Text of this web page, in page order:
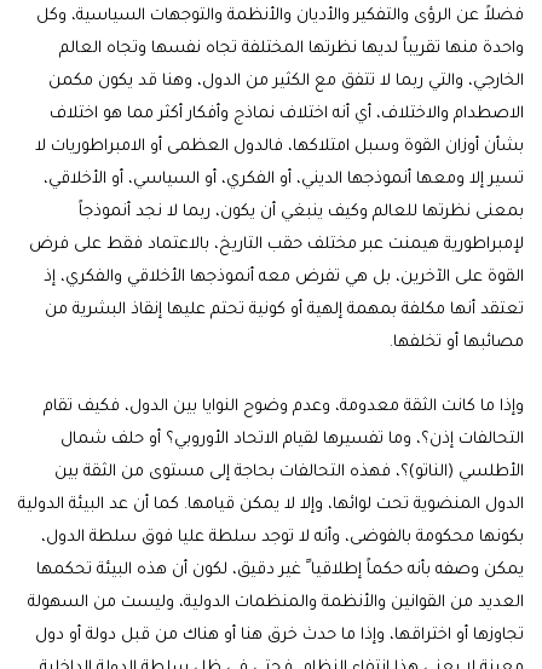
فضلاً عن الرؤى والتفكير والأديان والأنظمة والتوجهات السياسية، وكل
واحدة منها تقريباً لديها نظرتها المختلفة تجاه نفسها وتجاه العالم
الخارجي، والتي ربما لا تتفق مع الكثير من الدول، وهنا قد يكون مكمن
الاصطدام والاختلاف، أي أنه اختلاف نماذج وأفكار أكثر مما هو اختلاف
بشأن أوزان القوة وسبل امتلاكها، فالدول العظمى أو الامبراطوريات لا
تسير إلا ومعها أنموذجها الديني، أو الفكري، أو السياسي، أو الأخلاقي،
بمعنى نظرتها للعالم وكيف ينبغي أن يكون، ربما لا نجد أنموذجاً
لإمبراطورية هيمنت عبر مختلف حقب التاريخ، بالاعتماد فقط على فرض
القوة على الآخرين، بل هي تفرض معه أنموذجها الأخلاقي والفكري، إذ
تعتقد أنها مكلفة بمهمة إلهية أو كونية تحتم عليها إنقاذ البشرية من
مصائبها أو تخلفها.
وإذا ما كانت الثقة معدومة، وعدم وضوح النوايا بين الدول، فكيف تقام
التحالفات إذن؟، وما تفسيرها لقيام الاتحاد الأوروبي؟ أو حلف شمال
الأطلسي (الناتو)؟، فهذه التحالفات بحاجة إلى مستوى من الثقة بين
الدول المنضوية تحت لوائها، وإلا لا يمكن قيامها. كما أن عد البيئة الدولية
بكونها محكومة بالفوضى، وأنه لا توجد سلطة عليا فوق سلطة الدول،
يمكن وصفه بأنه حكماً إطلاقيا ً غير دقيق، لكون أن هذه البيئة تحكمها
العديد من القوانين والأنظمة والمنظمات الدولية، وليست من السهولة
تجاوزها أو اختراقها، وإذا ما حدث خرق هنا أو هناك من قبل دولة أو دول